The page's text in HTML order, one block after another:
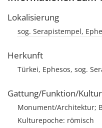
Lokalisierung
sog. Serapistempel,
Herkunft
Türkei, Ephesos, sog.
Gattung/Funktion/
Monument/Architektur;
Kulturepoche: römisch